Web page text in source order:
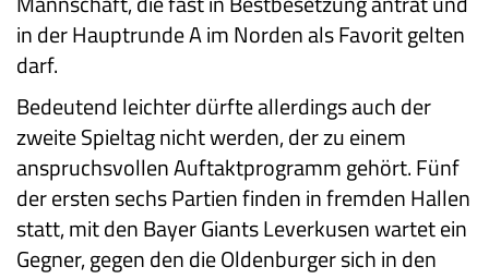
in der Hauptrunde A im Norden als Favorit gelten
darf.
Bedeutend leichter dürfte allerdings auch der
zweite Spieltag nicht werden, der zu einem
anspruchsvollen Auftaktprogramm gehört. Fünf
der ersten sechs Partien finden in fremden Hallen
statt, mit den Bayer Giants Leverkusen wartet ein
Gegner, gegen den die Oldenburger sich in den